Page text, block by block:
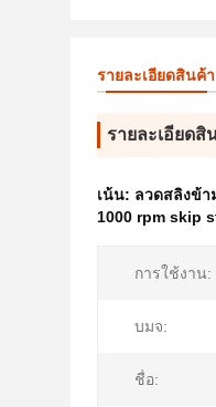
รายละเอียดสินค้า
รายละเอียดสิ
เน้น: ลวดสลิงข้
1000 rpm skip
การใช้งาน:
บมจ:
ชื่อ: